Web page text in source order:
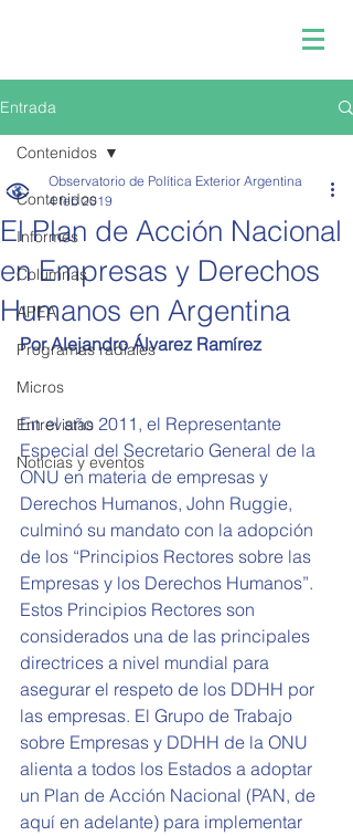
Entrada
Contenidos
Informes
Columnas
APEA
Programas radiales
Micros
Entrevistas
Noticias y eventos
Contenidos
El Plan de Acción Nacional
en Empresas y Derechos
Humanos en Argentina
Observatorio de Política Exterior Argentina
4 feb 2019
Por Alejandro Álvarez Ramírez
En el año 2011, el Representante
Especial del Secretario General de la
ONU en materia de empresas y
Derechos Humanos, John Ruggie,
culminó su mandato con la adopción
de los “Principios Rectores sobre las
Empresas y los Derechos Humanos”.
Estos Principios Rectores son
considerados una de las principales
directrices a nivel mundial para
asegurar el respeto de los DDHH por
las empresas. El Grupo de Trabajo
sobre Empresas y DDHH de la ONU
alienta a todos los Estados a adoptar
un Plan de Acción Nacional (PAN, de
aquí en adelante) para implementar